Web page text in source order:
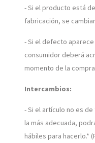
- Si el producto está
fabricación, se
- Si el defecto
consumidor deberá
momento de la
Intercambios:
- Si el artículo no es
la más adecuada,
hábiles para hacerlo.*